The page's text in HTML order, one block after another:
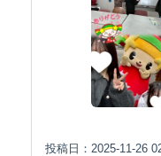
投稿日：2025-11-26